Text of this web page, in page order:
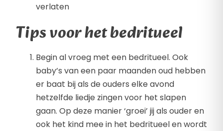
verlaten
Tips voor het bedritueel
Begin al vroeg met een bedritueel. Ook
baby’s van een paar maanden oud hebben
er baat bij als de ouders elke avond
hetzelfde liedje zingen voor het slapen
gaan. Op deze manier ‘groei’ jij als ouder en
ook het kind mee in het bedritueel en wordt